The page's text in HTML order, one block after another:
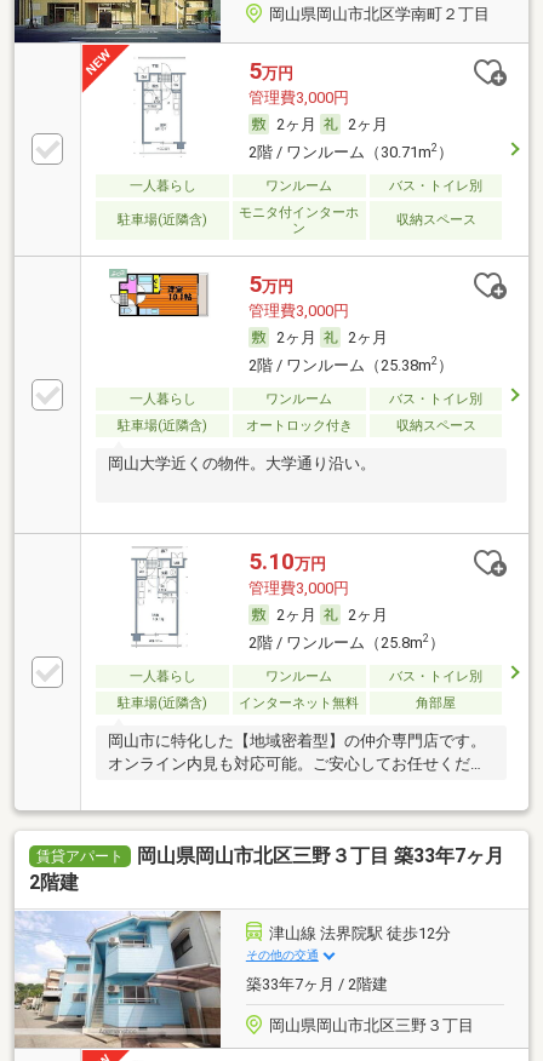
岡山県岡山市北区学南町２丁目
5万円
管理費3,000円
2ヶ月
2ヶ月
2階 / ワンルーム（30.71m2）
一人暮らし ワンルーム バス・トイレ別
駐車場(近隣含)
モニタ付インターホ
ン
収納スペース
5万円
管理費3,000円
2ヶ月
2ヶ月
2階 / ワンルーム（25.38m2）
一人暮らし ワンルーム
バス・トイレ別
駐車場(近隣含)
オートロック付き 収納スペース
岡山大学近くの物件。大学通り沿い。
5.10万円
管理費3,000円
2ヶ月
2ヶ月
2階 / ワンルーム（25.8m2）
一人暮らし ワンルーム
バス・トイレ別
駐車場(近隣含)
インターネット無料 角部屋
岡山市に特化した【地域密着型】の仲介専門店です。
オンライン内見も対応可能。ご安心してお任せくださ
賃貸アパート
岡山県岡山市北区三野３丁目 築33年7ヶ月
2階建
津山線 法界院駅 徒歩12分
その他の交通
築33年7ヶ月 / 2階建
岡山県岡山市北区三野３丁目